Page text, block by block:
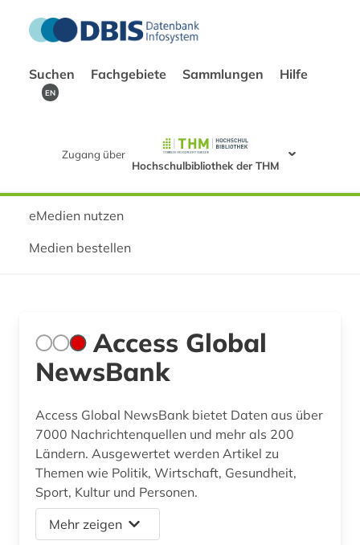
Suchen Fachgebiete Sammlungen Hilfe
EN
Zugang über
Hochschulbibliothek der THM
eMedien nutzen
Medien bestellen
Access Global
NewsBank
Access Global NewsBank bietet Daten aus über
7000 Nachrichtenquellen und mehr als 200
Ländern. Ausgewertet werden Artikel zu
Themen wie Politik, Wirtschaft, Gesundheit,
Sport, Kultur und Personen.
Mehr zeigen